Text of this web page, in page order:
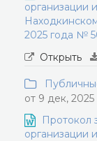
организации
2025 года №
Открыть
от 9 дек, 2025
Протокол
организации